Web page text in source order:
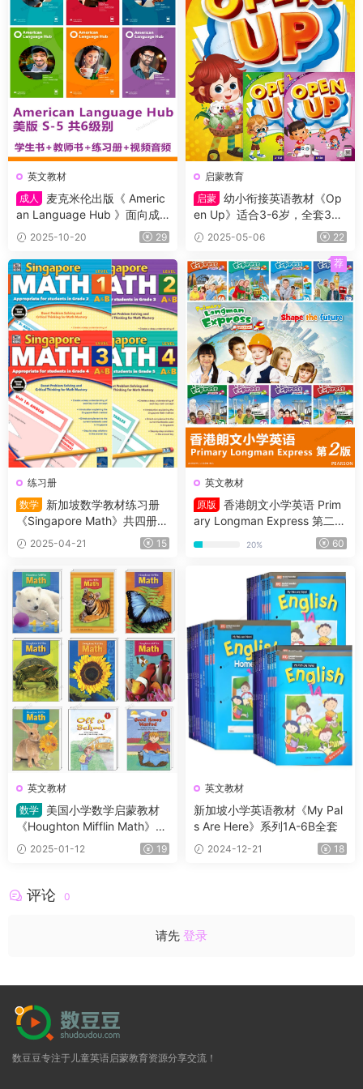
英文教材
成人
麦克米伦出版《 Americ
an Language Hub 》面向成
人的六级别通用英语教材，CE
FR等级横跨A1 – C1，学生书
+教师书+练习册+视频音频
2025-10-20 29
启蒙教育
启蒙 幼小衔接英语教材《Op
en Up》适合3-6岁，全套3个
级别（Starter,1,2级）学生书
+练习册及测试等（含答案）
+音频
2025-05-06 22
练习册
数学
新加坡数学教材练习册
《Singapore Math》共四册
（L1-L4）适合小学2~5年级的
学生
2025-04-21 15
英文教材
原版
香港朗文小学英语 Prim
ary Longman Express 第二版
1A-6B全套高清原版PDF+音频
20% 60
荐
英文教材
数学
美国小学数学启蒙教材
《Houghton Mifflin Math》GK
-G6高清PDF自带练习册 是使
用最广泛的分级阅读教材之一
2025-01-12 19
英文教材
新加坡小学英语教材《My Pal
s Are Here》系列1A-6B全套
2024-12-21 18
评论 0
请先 登录
数豆豆专注于儿童英语启蒙教育资源分享交流！